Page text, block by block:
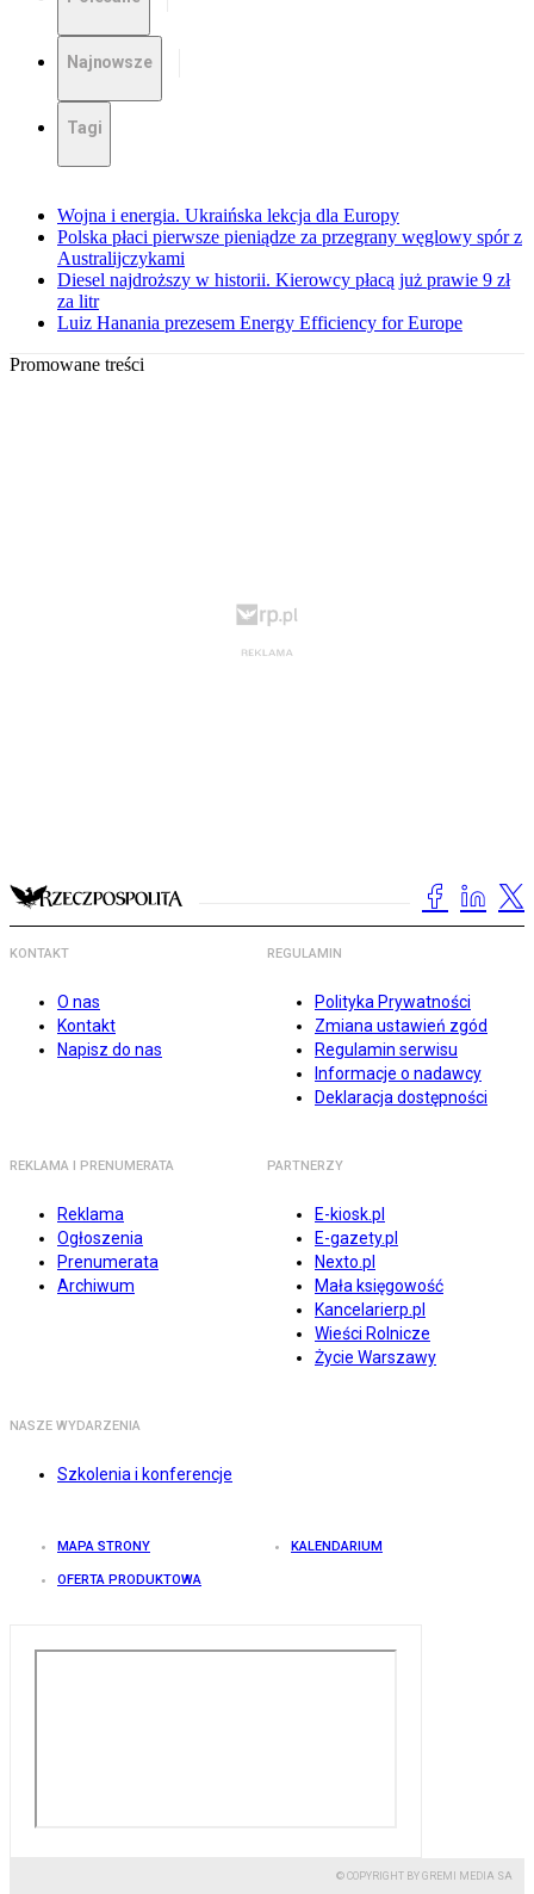
Najnowsze
Tagi
Wojna i energia. Ukraińska lekcja dla Europy
Polska płaci pierwsze pieniądze za przegrany węglowy spór z
Australijczykami
Diesel najdroższy w historii. Kierowcy płacą już prawie 9 zł
za litr
Luiz Hanania prezesem Energy Efficiency for Europe
Promowane treści
KONTAKT
O nas
Kontakt
Napisz do nas
REGULAMIN
Polityka Prywatności
Zmiana ustawień zgód
Regulamin serwisu
Informacje o nadawcy
Deklaracja dostępności
REKLAMA I PRENUMERATA
Reklama
Ogłoszenia
Prenumerata
Archiwum
PARTNERZY
E-kiosk.pl
E-gazety.pl
Nexto.pl
Mała księgowość
Kancelarierp.pl
Wieści Rolnicze
Życie Warszawy
NASZE WYDARZENIA
Szkolenia i konferencje
MAPA STRONY KALENDARIUM
OFERTA PRODUKTOWA
© COPYRIGHT BY GREMI MEDIA SA